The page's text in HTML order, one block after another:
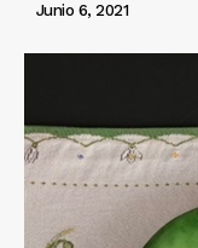
Junio 6, 2021